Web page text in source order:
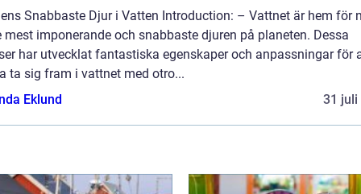
Snabbaste Djur i Vatten Introduction: – Vattnet är hem för
mest imponerande och snabbaste djuren på planeten. Dessa
har utvecklat fantastiska egenskaper och anpassningar för
ta sig fram i vattnet med otro...
Eklund
31 juli